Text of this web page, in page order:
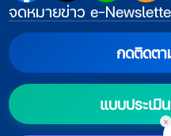
x
จดหมายข่าว e-
กดติดตา
แบบประเมิ